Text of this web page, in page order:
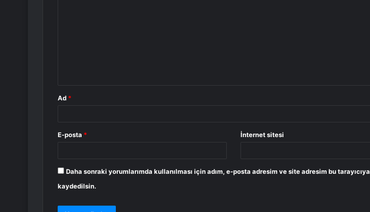
Ad *
E-posta * İnternet sitesi
Daha sonraki yorumlarımda kullanılması için adım, e-posta adresim ve site adresim bu tarayıcıya
kaydedilsin.